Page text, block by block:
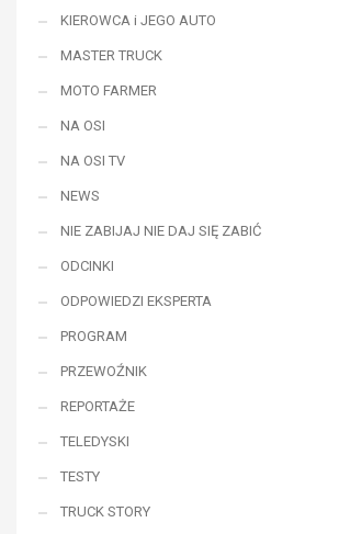
KIEROWCA i JEGO AUTO
MASTER TRUCK
MOTO FARMER
NA OSI
NA OSI TV
NEWS
NIE ZABIJAJ NIE DAJ SIĘ ZABIĆ
ODCINKI
ODPOWIEDZI EKSPERTA
PROGRAM
PRZEWOŹNIK
REPORTAŻE
TELEDYSKI
TESTY
TRUCK STORY